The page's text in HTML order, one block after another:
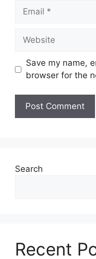
Email
Website
Save my name,
browser for the
Search
Recent